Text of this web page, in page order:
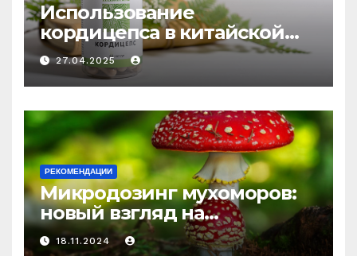
Использование
кордицепса в китайской
медицине: природное
средство против усталости
и истощения
27.04.2025
РЕКОМЕНДАЦИИ
Микродозинг мухоморов:
новый взгляд на
психоделику
18.11.2024